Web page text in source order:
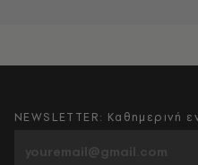
NEWSLETTER: